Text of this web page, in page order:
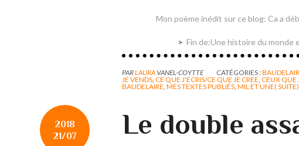
Mon poème inédit sur ce blog: Ca a
Fin de:Une histoire du monde
PARLAURA VANEL-COYTTE CATÉGORIES :
JE VENDS CE QUE J'ECRIS/CE QUE JE CREE CEUX QUE
BAUDELAIRE MES TEXTES PUBLIÉS MIL ET UNE( SUITE)
2018
21/07
Le double